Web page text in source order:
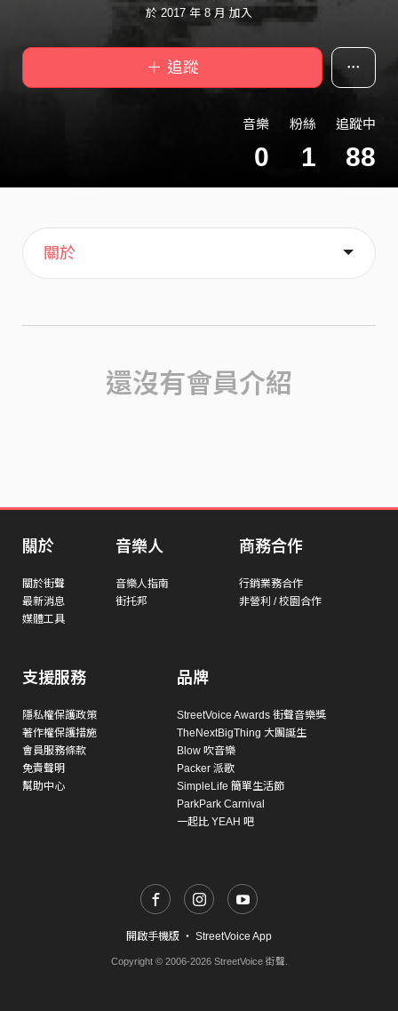
於 2017 年 8 月 加入
＋ 追蹤
音樂
0
粉絲
1
追蹤中
88
主頁
喜歡
關於
還沒有會員介紹
關於
關於街聲
最新消息
媒體工具
音樂人
音樂人指南
街托邦
商務合作
行銷業務合作
非營利 / 校園合作
支援服務
隱私權保護政策
著作權保護措施
會員服務條款
免責聲明
幫助中心
品牌
StreetVoice Awards 街聲音樂獎
TheNextBigThing 大團誕生
Blow 吹音樂
Packer 派歌
SimpleLife 簡單生活節
ParkPark Carnival
一起比 YEAH 吧
開啟手機版 ・ StreetVoice App
Copyright © 2006-2026 StreetVoice 街聲.